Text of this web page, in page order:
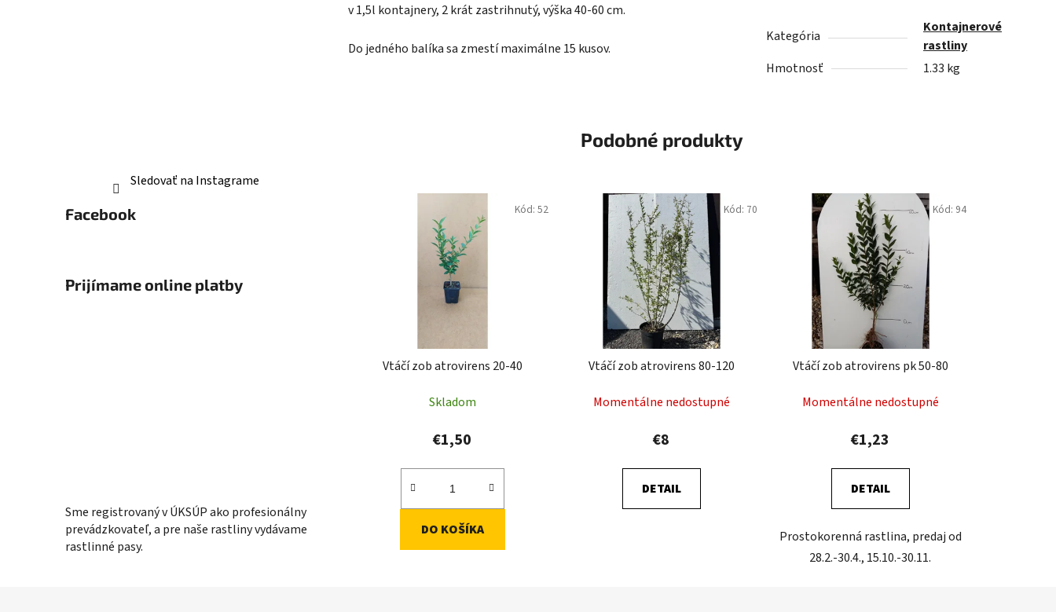
Sledovať na Instagrame
Facebook
Prijímame online platby
Sme registrovaný v ÚKSÚP ako profesionálny
prevádzkovateľ, a pre naše rastliny vydávame
rastlinné pasy.
v 1,5l kontajnery, 2 krát zastrihnutý, výška 40-60 cm.
Do jedného balíka sa zmestí maximálne 15 kusov.
Kategória
Kontajnerové
rastliny
Hmotnosť
1.33 kg
Podobné produkty
Vtáčí zob atrovirens 20-40
Skladom
€1,50
DO KOŠÍKA
Kód: 52
Vtáčí zob atrovirens 80-120
Momentálne nedostupné
€8
DETAIL
Kód: 70
Vtáčí zob atrovirens pk 50-80
Momentálne nedostupné
€1,23
DETAIL
Prostokorenná rastlina, predaj od
28.2.-30.4., 15.10.-30.11.
Kód: 94